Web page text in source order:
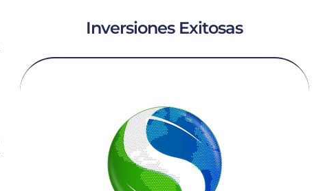
Inversiones Exitosas